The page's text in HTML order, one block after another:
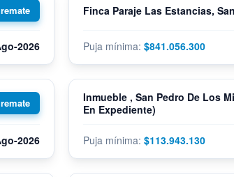
2026 $841.056.300
Finca Paraje Las Estancias,
2026 $113.943.130
Inmueble , San Pedro De Los
En Expediente)